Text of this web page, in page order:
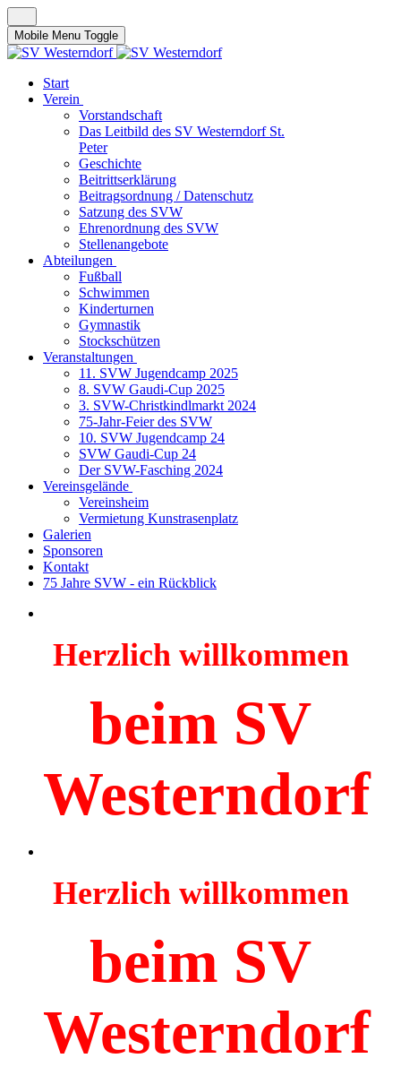
Mobile Menu Toggle
Start
Verein
Vorstandschaft
Das Leitbild des SV Westerndorf St.
Peter
Geschichte
Beitrittserklärung
Beitragsordnung / Datenschutz
Satzung des SVW
Ehrenordnung des SVW
Stellenangebote
Abteilungen
Fußball
Schwimmen
Kinderturnen
Gymnastik
Stockschützen
Veranstaltungen
11. SVW Jugendcamp 2025
8. SVW Gaudi-Cup 2025
3. SVW-Christkindlmarkt 2024
75-Jahr-Feier des SVW
10. SVW Jugendcamp 24
SVW Gaudi-Cup 24
Der SVW-Fasching 2024
Vereinsgelände
Vereinsheim
Vermietung Kunstrasenplatz
Galerien
Sponsoren
Kontakt
75 Jahre SVW - ein Rückblick
Herzlich willkommen
beim SV
Westerndorf
Herzlich willkommen
beim SV
Westerndorf